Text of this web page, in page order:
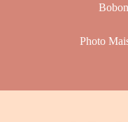
RDC
des